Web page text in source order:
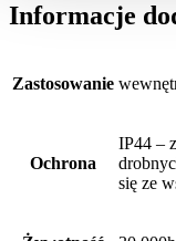
Informacje
Zastosowanie
Ochrona
IP44 –
się ze